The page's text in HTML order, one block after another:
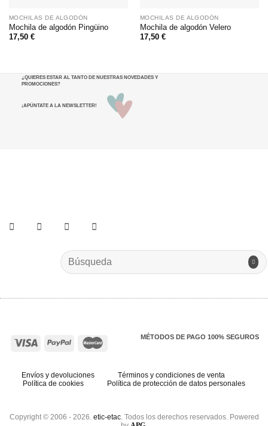
MOCHILAS DE ALGODÓN
Mochila de algodón Pingüino
17,50 €
MOCHILAS DE ALGODÓN
Mochila de algodón Velero
17,50 €
¿QUIERES ESTAR AL TANTO DE NUESTRAS NOVEDADES Y
PROMOCIONES?
¡APÚNTATE A LA NEWSLETTER!
Search
for:
MÉTODOS DE PAGO 100% SEGUROS
Envíos y devoluciones
Términos y condiciones de venta
Política de cookies
Política de protección de datos personales
Copyright © 2006 - 2026. etic-etac. Todos los derechos reservados. Powered